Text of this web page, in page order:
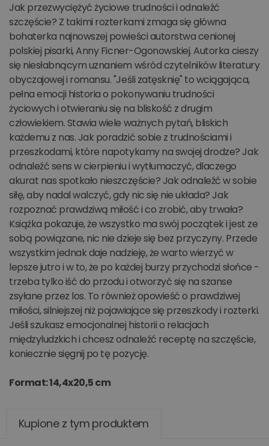
Jak przezwyciężyć życiowe trudności i odnaleźć
szczęście? Z takimi rozterkami zmaga się główna
bohaterka najnowszej powieści autorstwa cenionej
polskiej pisarki, Anny Ficner-Ogonowskiej. Autorka cieszy
się niesłabnącym uznaniem wśród czytelników literatury
obyczajowej i romansu. "Jeśli zatęsknię" to wciągająca,
pełna emocji historia o pokonywaniu trudności
życiowych i otwieraniu się na bliskość z drugim
człowiekiem. Stawia wiele ważnych pytań, bliskich
każdemu z nas. Jak poradzić sobie z trudnościami i
przeszkodami, które napotykamy na swojej drodze? Jak
odnaleźć sens w cierpieniu i wytłumaczyć, dlaczego
akurat nas spotkało nieszczęście? Jak odnaleźć w sobie
siłę, aby nadal walczyć, gdy nic się nie układa? Jak
rozpoznać prawdziwą miłość i co zrobić, aby trwała?
Książka pokazuje, że wszystko ma swój początek i jest ze
sobą powiązane, nic nie dzieje się bez przyczyny. Przede
wszystkim jednak daje nadzieję, że warto wierzyć w
lepsze jutro i w to, że po każdej burzy przychodzi słońce -
trzeba tylko iść do przodu i otworzyć się na szanse
zsyłane przez los. To również opowieść o prawdziwej
miłości, silniejszej niż pojawiające się przeszkody i rozterki.
Jeśli szukasz emocjonalnej historii o relacjach
międzyludzkich i chcesz odnaleźć receptę na szczęście,
koniecznie sięgnij po tę pozycję.
Format: 14,4x20,5 cm
Kupione z tym produktem